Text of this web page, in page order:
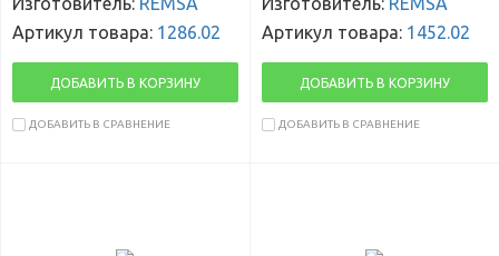
Артикул товара: 1286.02
ДОБАВИТЬ В КОРЗИНУ
ДОБАВИТЬ В СРАВНЕНИЕ
Артикул товара: 1452.02
ДОБАВИТЬ В КОРЗИНУ
ДОБАВИТЬ В СРАВНЕНИЕ